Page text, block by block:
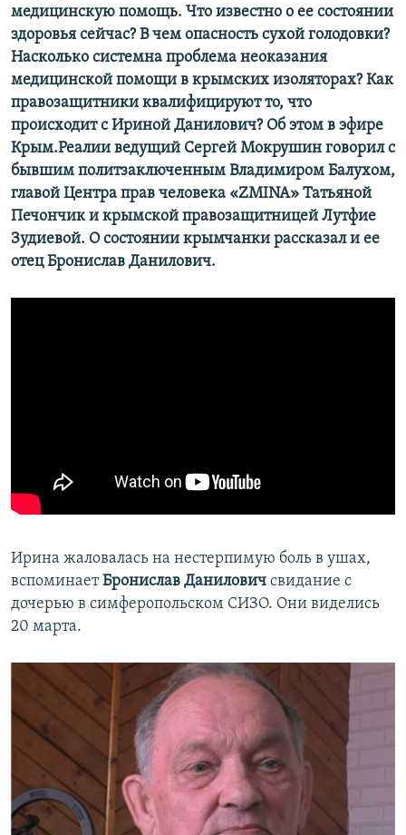
медицинскую помощь. Что известно о ее состоянии
здоровья сейчас? В чем опасность сухой голодовки?
Насколько системна проблема неоказания
медицинской помощи в крымских изоляторах? Как
правозащитники квалифицируют то, что
происходит с Ириной Данилович? Об этом в эфире
Крым.Реалии ведущий Сергей Мокрушин говорил с
бывшим политзаключенным Владимиром Балухом,
главой Центра прав человека «ZMINA» Татьяной
Печончик и крымской правозащитницей Лутфие
Зудиевой. О состоянии крымчанки рассказал и ее
отец Бронислав Данилович.
Ирина жаловалась на нестерпимую боль в ушах,
вспоминаетБронислав Данилович свидание с
дочерью в симферопольском СИЗО. Они виделись
20 марта.